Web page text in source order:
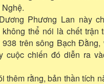
Phương Lan này
thể nói là chết trận
trên sông Bạch
cuộc chiến đó diễn ra
thêm rằng, bản thần tích